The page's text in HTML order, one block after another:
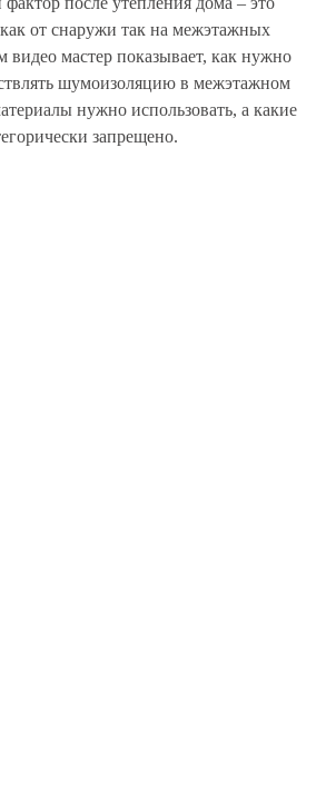
от снаружи так на межэтажных
видео мастер показывает, как нужно
шумоизоляцию в межэтажном
нужно использовать, а какие
запрещено.